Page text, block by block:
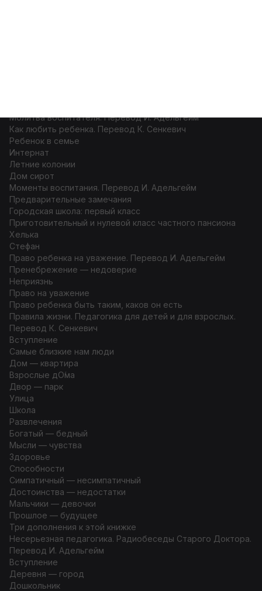
Молитва воспитателя. Перевод И. Адельгейм
Как любить ребенка. Перевод К. Сенкевич
Ребенок в семье
Интернат
Летние колонии
Дом сирот
Моменты воспитания. Перевод И. Адельгейм
Предварительные замечания
Городская школа: первый класс
Приготовительный и нулевой класс частного пансиона
Хелька
Стефан
Право ребенка на уважение. Перевод И. Адельгейм
Пренебрежение — недоверие
Неприязнь
Право на уважение
Право ребенка быть таким, каков он есть
Правила жизни. Педагогика для детей и для взрослых.
Перевод К. Сенкевич
Вступление
Самые близкие нам люди
Дом — квартира
Взрослые дО́ма
Двор — парк
Улица
Школа
Развлечения
Богатый — бедный
Мысли — чувства
Здоровье
Способности
Симпатичный — несимпатичный
Достоинства — недостатки
Мальчики — девочки
Прошлое — будущее
Три дополнения к этой книжке
Несерьезная педагогика. Радиобеседы Старого Доктора.
Перевод И. Адельгейм
Вступление
Деревня — город
Дошкольник